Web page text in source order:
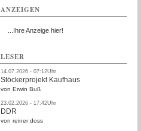
ANZEIGEN
...Ihre Anzeige hier!
LESER
14.07.2026 - 07:12Uhr
Stöckerprojekt Kaufhaus
von Erwin Buß
23.02.2026 - 17:42Uhr
DDR
von reiner doss